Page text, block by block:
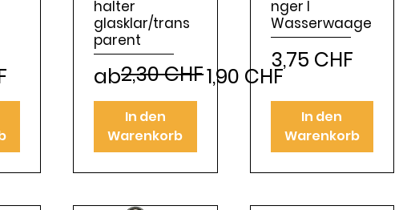
halter
glasklar/trans
parent
ab
Standardpreis
2,30 CHF1,90 CHF
Sale-Preis
In den
Warenkorb
nger l
Wasserwaage
Preis
3,75 CHF
In den
Warenkorb